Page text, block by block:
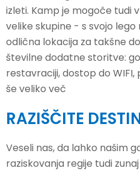
izleti. Kamp je mogoče tudi
velike skupine - s svojo
odlična lokacija za takšne
številne dodatne storitve:
restavraciji, dostop do
še veliko več
RAZIŠČITE
Veseli nas, da lahko našim
raziskovanja regije tudi